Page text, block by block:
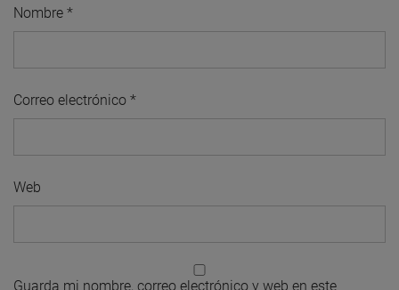
Nombre *
Correo electrónico *
Web
Guarda mi nombre, correo electrónico y web en este